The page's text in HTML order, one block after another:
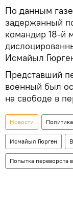
По данным
задержанный
командир 18-й
Исмайыл
Представший
военный был
на свободе в
Новости Политика
Исмайыл Гюрген
Попытка переворота